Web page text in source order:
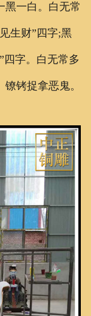
联系我们
黑一白。白无常
生财”四字;黑
四字。白无常多
铐捉拿恶鬼。